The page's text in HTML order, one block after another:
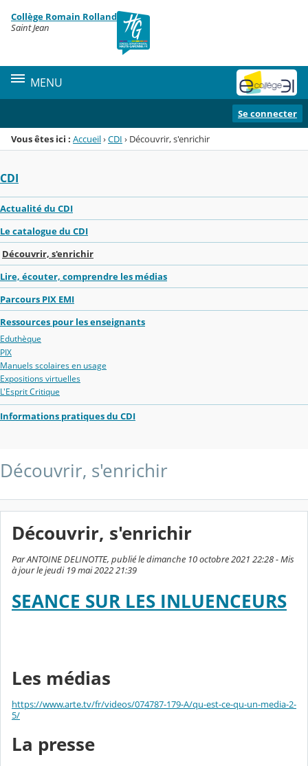
Menu de la rubrique
Contenu
Collège Romain Rolland
Saint Jean
MENU
Se connecter
Vous êtes ici : Accueil›CDI › Découvrir, s'enrichir
CDI
Actualité du CDI
Le catalogue du CDI
Découvrir, s'enrichir
Lire, écouter, comprendre les médias
Parcours PIX EMI
Ressources pour les enseignants
Eduthèque
PIX
Manuels scolaires en usage
Expositions virtuelles
L'Esprit Critique
Informations pratiques du CDI
Découvrir, s'enrichir
Découvrir, s'enrichir
Par ANTOINE DELINOTTE, publié le dimanche 10 octobre 2021 22:28 - Mis
à jour le jeudi 19 mai 2022 21:39
SEANCE SUR LES INLUENCEURS
Les médias
https://www.arte.tv/fr/videos/074787-179-A/qu-est-ce-qu-un-media-2-
5/
La presse